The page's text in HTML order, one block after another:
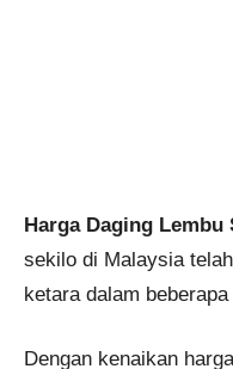
Harga Daging Lembu
sekilo di Malaysia
ketara dalam
Dengan kenaikan